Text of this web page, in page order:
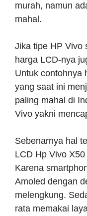
murah, namun
mahal.
Jika tipe HP Vivo
harga LCD-nya
Untuk contohnya
yang saat ini
paling mahal di
Vivo yakni
Sebenarnya hal
LCD Hp Vivo
Karena
Amoled dengan
melengkung.
rata memakai